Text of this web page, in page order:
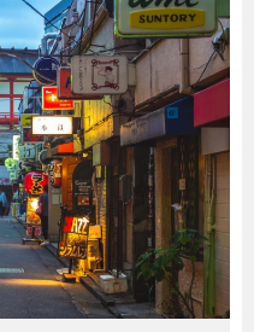
ニュース
スキル
エンタメ